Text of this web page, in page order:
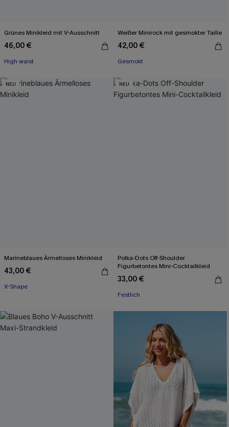
Grünes Minikleid mit V-Ausschnitt
46,00 €
High waist
Weißer Minirock mit gesmokter Taille
42,00 €
Gesmokt
NEU
Marineblaues Ärmelloses Minikleid
43,00 €
X-Shape
NEU
Polka-Dots Off-Shoulder
Figurbetontes Mini-Cocktailkleid
33,00 €
Festlich